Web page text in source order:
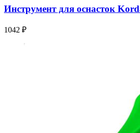
Инструмент для оснасток
1042 ₽